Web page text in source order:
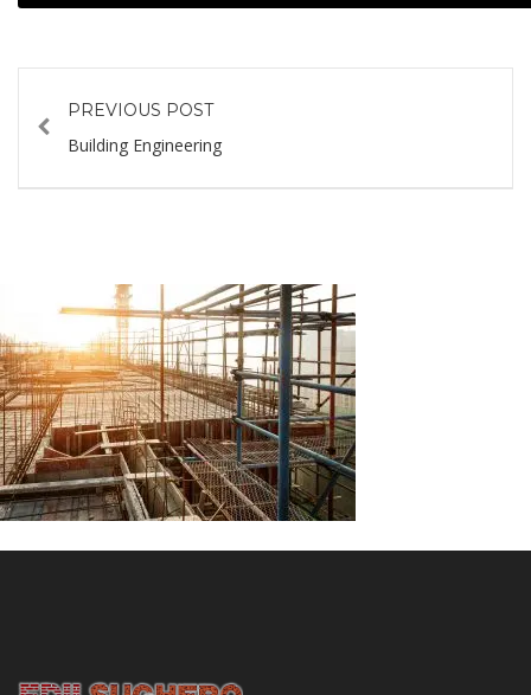
PREVIOUS POST
Building Engineering